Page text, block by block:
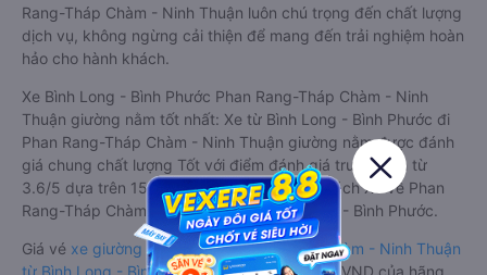
Rang-Tháp Chàm - Ninh Thuận luôn chú trọng đến chất lượng
dịch vụ, không ngừng cải thiện để mang đến trải nghiệm hoàn
hảo cho hành khách.
Xe Bình Long - Bình Phước Phan Rang-Tháp Chàm - Ninh
Thuận giường nằm tốt nhất: Xe từ Bình Long - Bình Phước đi
Phan Rang-Tháp Chàm - Ninh Thuận giường nằm được đánh
giá chung chất lượng Tốt với điểm đánh giá trung bình từ
3.6/5 dựa trên 15344 phản hồi của hành khách Xe về Phan
Rang-Tháp Chàm - Ninh Thuận từ Bình Long - Bình Phước.
Giá vé xe giường nằm đi Phan Rang-Tháp Chàm - Ninh Thuận
từ Bình Long - Bình Phướcrẻ nhất là 380000VND của hãng